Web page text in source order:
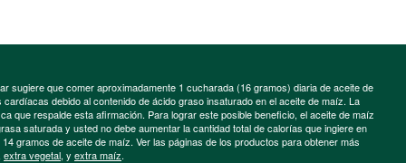
sugiere que comer aproximadamente 1 cucharada (16 gramos) diaria de aceite de
debido al contenido de ácido graso insaturado en el aceite de maíz. La
que respalde esta afirmación. Para lograr este posible beneficio, el aceite de maíz
saturada y usted no debe aumentar la cantidad total de calorías que ingiere en
gramos de aceite de maíz. Ver las páginas de los productos para obtener más
extra vegetal, y extra maíz.